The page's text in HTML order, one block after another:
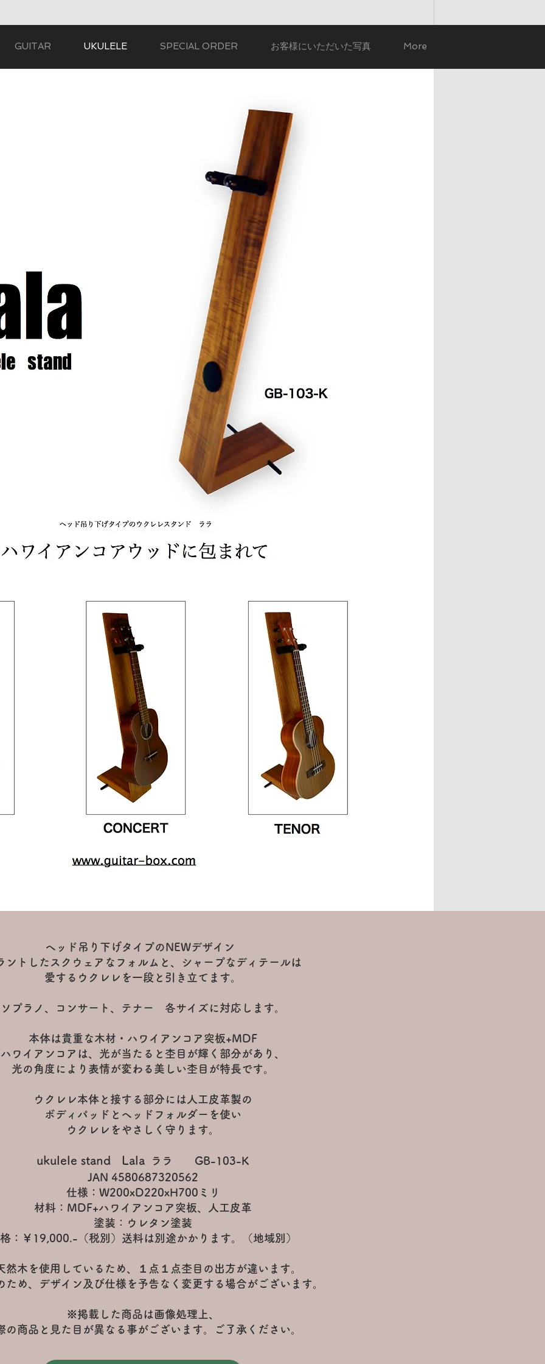
GUITAR UKULELE SPECIAL ORDER お客様にいただいた写真 More
ヘッド吊り下げタイプのNEWデザイン
ントしたスクウェアなフォルムと、シャープなディテールは
愛するウクレレを一段と引き立てます。
ソプラノ、コンサート、テナー 各サイズに対応します。
本体は貴重な木材・ハワイアンコア突板+MDF
ハワイアンコアは、光が当たると杢目が輝く部分があり、
光の角度により表情が変わる美しい杢目が特長です。
ウクレレ本体と接する部分には人工皮革製の
ボディパッドとヘッドフォルダーを使い
ウクレレをやさしく守ります。
ukulele stand Lala ララ GB-103-K
JAN 4580687320562
仕様：W200xD220xH700ミリ
材料：MDF+ハワイアンコア突板、人工皮革
塗装：ウレタン塗装
：￥19,000.-（税別） 送料は別途かかります。（地域別）
木を使用しているため、１点１点杢目の出方が違います。
め、デザイン及び仕様を予告なく変更する場合がございます。
※掲載した商品は画像処理上、
の商品と見た目が異なる事がございます。
ご了承ください。